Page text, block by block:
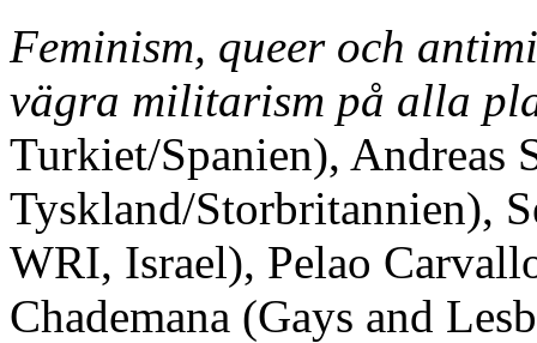
Feminism, queer och
vägra militarism på alla
Turkiet/Spanien), Andreas
Tyskland/Storbritannien),
WRI, Israel), Pelao
Chademana (Gays and